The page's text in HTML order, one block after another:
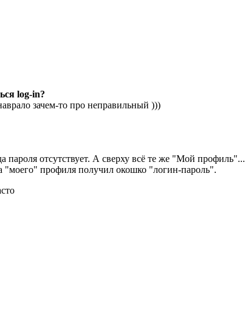
log-in?
зачем-то про неправильный )))
пароля отсутствует. А сверху всё те же "Мой профиль"...
"моего" профиля получил окошко "логин-пароль".